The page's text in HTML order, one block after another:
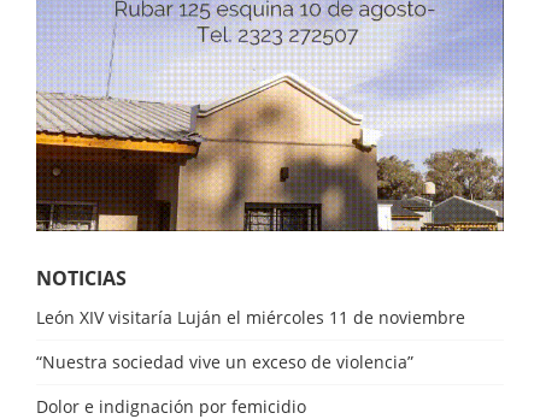
NOTICIAS
León XIV visitaría Luján el miércoles 11 de noviembre
“Nuestra sociedad vive un exceso de violencia”
Dolor e indignación por femicidio